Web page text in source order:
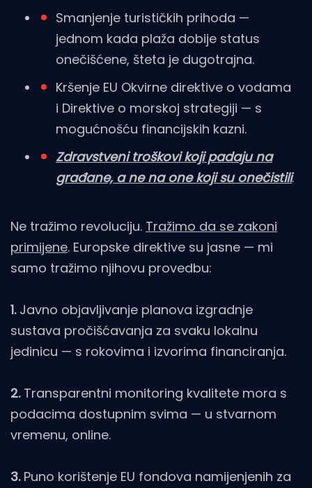
Smanjenje turističkih prihoda —
jednom kada plaža dobije status
onečišćene, šteta je dugotrajna.
Kršenje EU Okvirne direktive o vodama
i Direktive o morskoj strategiji — s
mogućnošću financijskih kazni.
Zdravstveni troškovi koji padaju na
građane, a ne na one koji su onečistili.
Ne tražimo revoluciju. Tražimo da se zakoni
primijene. Europske direktive su jasne — mi
samo tražimo njihovu provedbu:
1. Javno objavljivanje planova izgradnje
sustava pročišćavanja za svaku lokalnu
jedinicu — s rokovima i izvorima financiranja.
2. Transparentni monitoring kvalitete mora s
podacima dostupnim svima — u stvarnom
vremenu, online.
3. Puno korištenje EU fondova namijenjenih za